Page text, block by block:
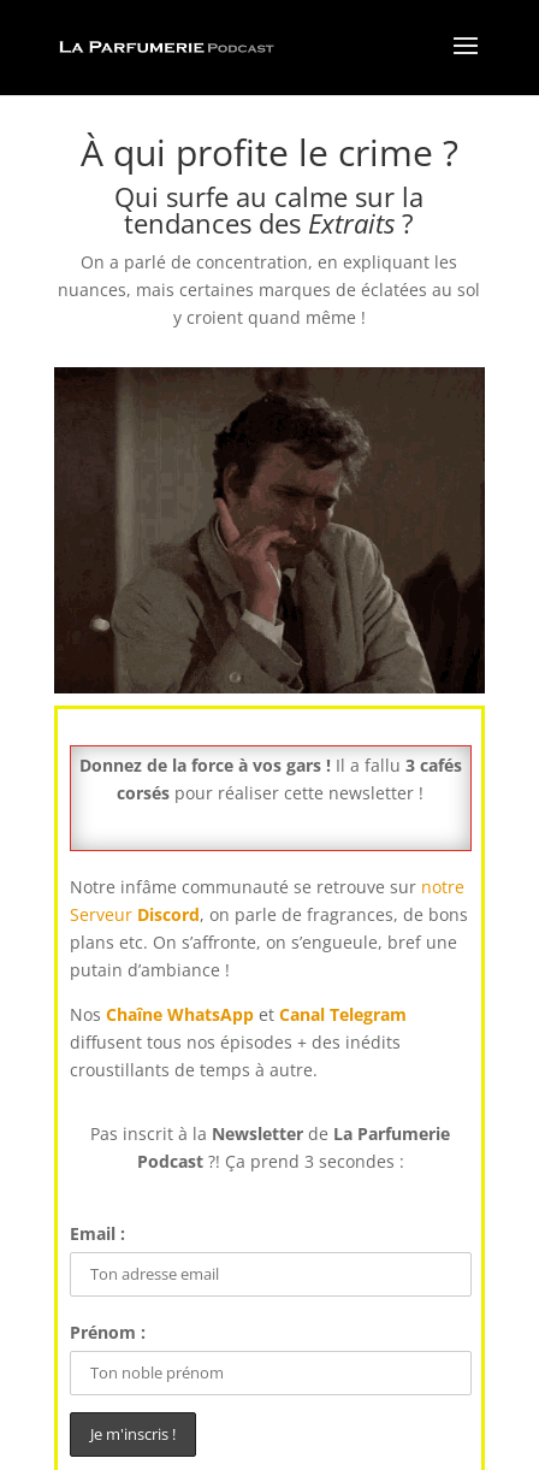
À qui profite le crime ?
Qui surfe au calme sur la
tendances des Extraits ?
On a parlé de concentration, en expliquant les
nuances, mais certaines marques de éclatées au sol
y croient quand même !
Donnez de la force à vos gars !Il a fallu 3 cafés
corsés pour réaliser cette newsletter !
Notre infâme communauté se retrouve sur notre
Serveur Discord, on parle de fragrances, de bons
plans etc. On s’affronte, on s’engueule, bref une
putain d’ambiance !
Nos Chaîne WhatsAppet Canal Telegram
diffusent tous nos épisodes + des inédits
croustillants de temps à autre.
Pas inscrit à la Newsletter de La Parfumerie
Podcast?! Ça prend 3 secondes :
Email :
Prénom :